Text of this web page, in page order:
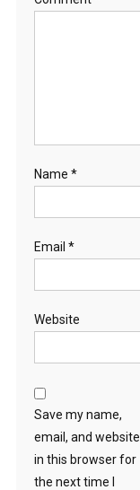
Name *
Email *
Website
Save my name,
email, and website
in this browser for
the next time I